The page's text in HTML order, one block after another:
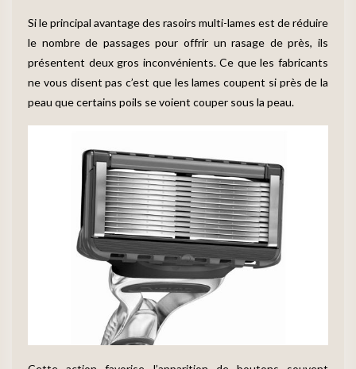
Si le principal avantage des rasoirs multi-lames est de réduire
le nombre de passages pour offrir un rasage de près, ils
présentent deux gros inconvénients. Ce que les fabricants
ne vous disent pas c’est que les lames coupent si près de la
peau que certains poils se voient couper sous la peau.